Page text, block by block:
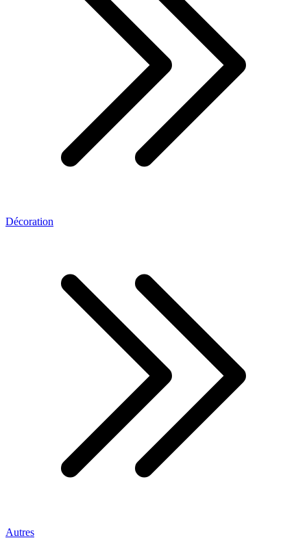
Décoration
Autres